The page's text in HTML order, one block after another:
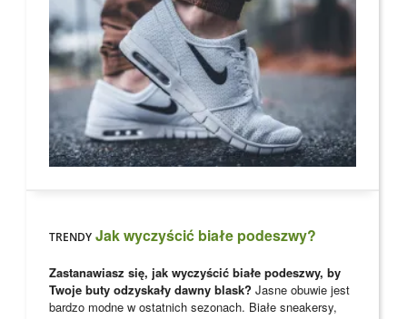
TRENDY Jak wyczyścić białe podeszwy?
Zastanawiasz się, jak wyczyścić białe podeszwy, by
Twoje buty odzyskały dawny blask? Jasne obuwie jest
bardzo modne w ostatnich sezonach. Białe sneakersy,